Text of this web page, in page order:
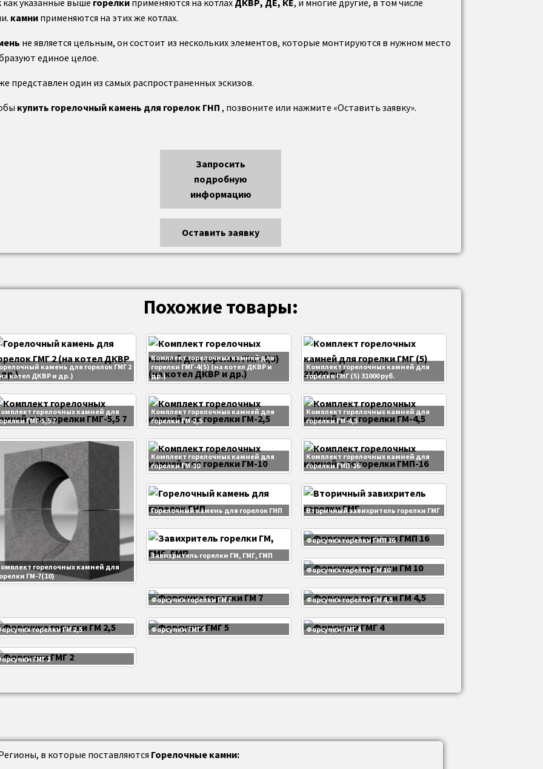
камни применяются на этих же котлах.
не является цельным, он состоит из нескольких элементов, которые монтируются в нужном место
единое целое.
представлен один из самых распространенных эскизов.
купить горелочный камень для горелок ГНП, позвоните или нажмите «Оставить заявку».
Запросить
подробную
информацию
Оставить заявку
Похожие товары:
камень для горелок ГМГ 2
котел ДКВР и др.)
Комплект горелочных камней для
горелки ГМГ-4(5) (на котел ДКВР и
др.)
Комплект горелочных камней для
горелки ГМГ (5) 31000 руб.
горелочных камней для
ГМГ-5,5 7
Комплект горелочных камней для
горелки ГМ-2,5
Комплект горелочных камней для
горелки ГМ-4,5
горелочных камней для
ГМ-7(10)
Комплект горелочных камней для
горелки ГМ-10
Комплект горелочных камней для
горелки ГМП-16
Горелочный камень для горелок ГНП Вторичный завихритель горелки ГМГ
Завихритель горелки ГМ, ГМГ, ГМП
Форсунка горелки ГМП 16
Форсунка горелки ГМ 10
Форсунка горелки ГМ 7 Форсунка горелки ГМ 4,5
горелки ГМ 2,5 Форсунки ГМГ 5 Форсунки ГМГ 4
ГМГ 2
в которые поставляются Горелочные камни: